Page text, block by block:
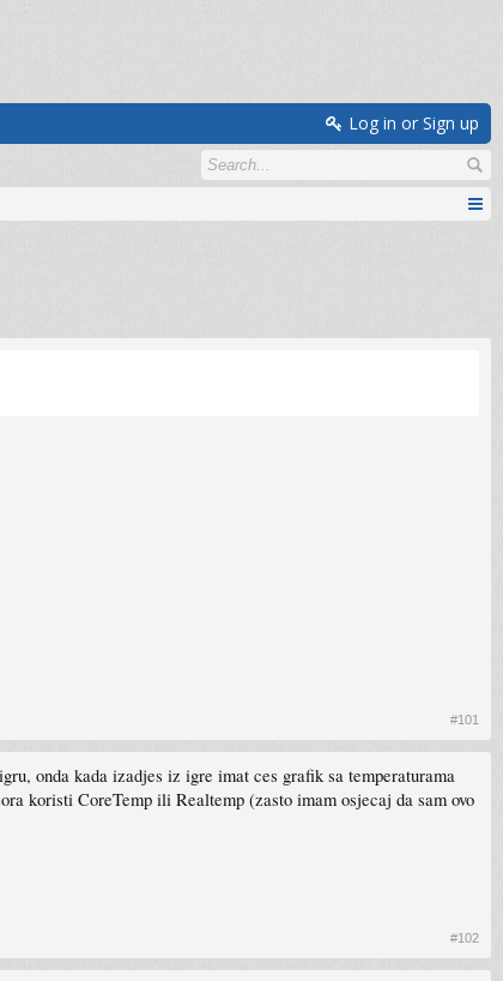
Log in or Sign up
#101
onda kada izadjes iz igre imat ces grafik sa temperaturama
koristi CoreTemp ili Realtemp (zasto imam osjecaj da sam ovo
#102